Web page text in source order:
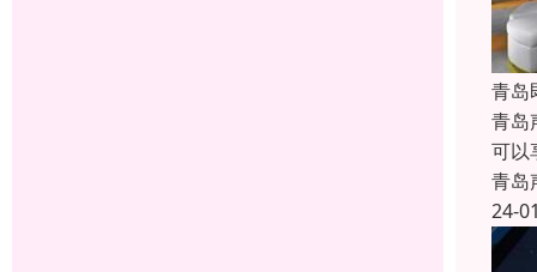
青岛
青岛
可以
青岛
24-